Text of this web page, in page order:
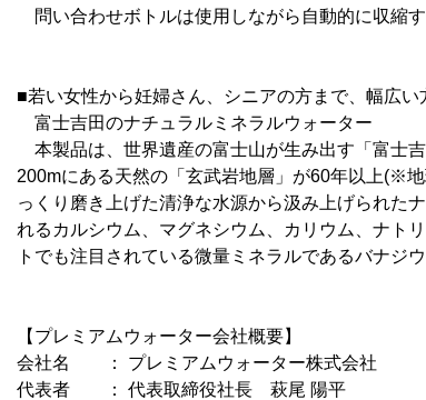
問い合わせボトルは使用しながら自動的に収縮
■若い女性から妊婦さん、シニアの方まで、幅広い
富士吉田のナチュラルミネラルウォーター
本製品は、世界遺産の富士山が生み出す「富士
200mにある天然の「玄武岩地層」が60年以上(※
っくり磨き上げた清浄な水源から汲み上げられた
れるカルシウム、マグネシウム、カリウム、ナト
トでも注目されている微量ミネラルであるバナジ
【プレミアムウォーター会社概要】
会社名 ： プレミアムウォーター株式会社
代表者 ： 代表取締役社長 萩尾 陽平